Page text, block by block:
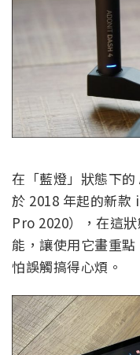
在「藍燈」狀態下
於 2018 年起的新款
Pro 2020），在這
能，讓使用它畫重
怕誤觸搞得心煩。